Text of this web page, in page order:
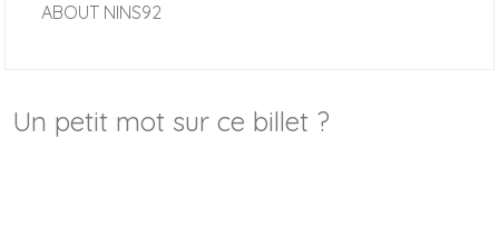
ABOUT NINS92
Un petit mot sur ce billet ?